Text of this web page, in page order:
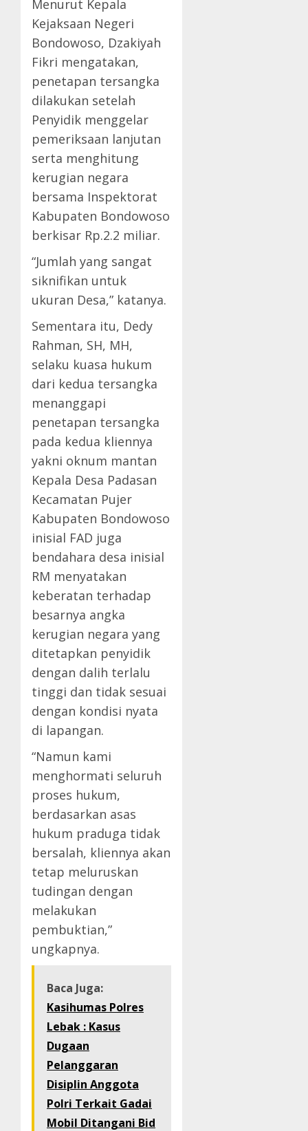
Menurut Kepala
Kejaksaan Negeri
Bondowoso, Dzakiyah
Fikri mengatakan,
penetapan tersangka
dilakukan setelah
Penyidik menggelar
pemeriksaan lanjutan
serta menghitung
kerugian negara
bersama Inspektorat
Kabupaten Bondowoso
berkisar Rp.2.2 miliar.
“Jumlah yang sangat
siknifikan untuk
ukuran Desa,” katanya.
Sementara itu, Dedy
Rahman, SH, MH,
selaku kuasa hukum
dari kedua tersangka
menanggapi
penetapan tersangka
pada kedua kliennya
yakni oknum mantan
Kepala Desa Padasan
Kecamatan Pujer
Kabupaten Bondowoso
inisial FAD juga
bendahara desa inisial
RM menyatakan
keberatan terhadap
besarnya angka
kerugian negara yang
ditetapkan penyidik
dengan dalih terlalu
tinggi dan tidak sesuai
dengan kondisi nyata
di lapangan.
“Namun kami
menghormati seluruh
proses hukum,
berdasarkan asas
hukum praduga tidak
bersalah, kliennya akan
tetap meluruskan
tudingan dengan
melakukan
pembuktian,”
ungkapnya.
Baca Juga:
Kasihumas Polres
Lebak : Kasus
Dugaan
Pelanggaran
Disiplin Anggota
Polri Terkait Gadai
Mobil Ditangani Bid